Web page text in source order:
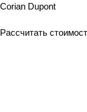
Corian Dupont
Рассчитать